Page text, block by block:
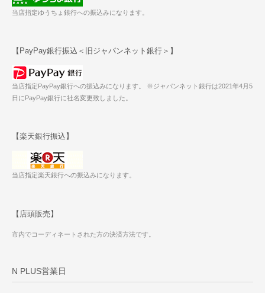
当店指定ゆうちょ銀行への振込みになります。
【PayPay銀行振込＜旧ジャパンネット銀行＞】
当店指定PayPay銀行への振込みになります。 ※ジャパンネット銀行は2021年4月5
日にPayPay銀行に社名変更致しました。
【楽天銀行振込】
当店指定楽天銀行への振込みになります。
【店頭販売】
市内でコーディネートされた方の決済方法です。
N PLUS営業日